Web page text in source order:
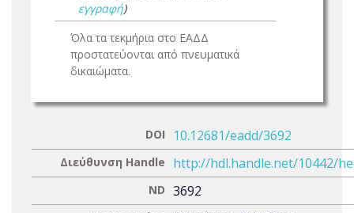
εγγραφή)
Όλα τα τεκμήρια στο ΕΑΔΔ
προστατεύονται από πνευματικά
δικαιώματα.
DOI 10.12681/eadd/3692
Διεύθυνση Handle http://hdl.handle.net/10442/
ND 3692